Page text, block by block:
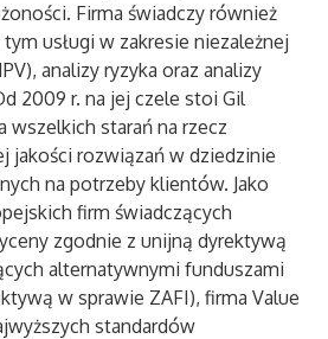
Firma świadczy również
usługi w zakresie niezależnej
analizy ryzyka oraz analizy
2009 r. na jej czele stoi Gil
wszelkich starań na rzecz
jakości rozwiązań w dziedzinie
na potrzeby klientów. Jako
firm świadczących
zgodnie z unijną dyrektywą
alternatywnymi funduszami
w sprawie ZAFI), firma Value
standardów